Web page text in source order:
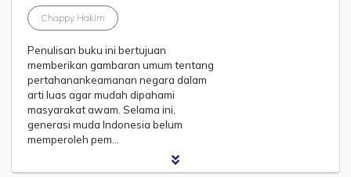
Chappy Hakim
Penulisan buku ini bertujuan
memberikan gambaran umum tentang
pertahanankeamanan negara dalam
arti luas agar mudah dipahami
masyarakat awam. Selama ini,
generasi muda Indonesia belum
memperoleh pem…